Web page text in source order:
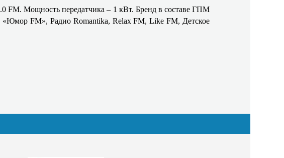
FM. Мощность передатчика – 1 кВт. Бренд в составе ГПМ
«Юмор FM», Радио Romantika, Relax FM, Like FM, Детское